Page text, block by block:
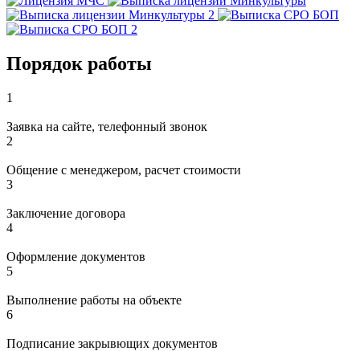
Порядок работы
1
Заявка на сайте, телефонный звонок
2
Общение с менеджером, расчет стоимости
3
Заключение договора
4
Оформление документов
5
Выполнение работы на объекте
6
Подписание закрывющих документов